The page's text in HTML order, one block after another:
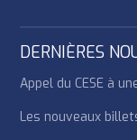
DERNIÈRES
Appel du CESE à
Les nouveaux